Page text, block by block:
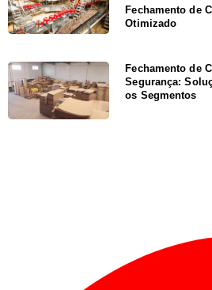
Fechamento de
Otimizado
Fechamento de
Segurança:
os Segmentos